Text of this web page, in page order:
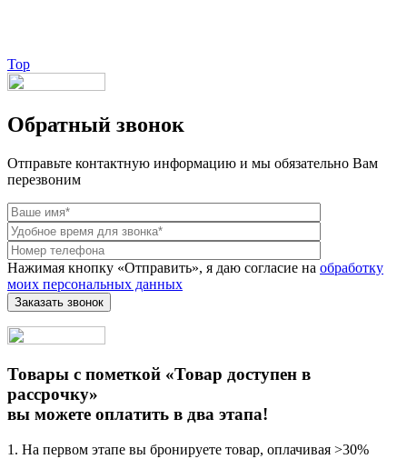
Top
Обратный звонок
Отправьте контактную информацию и мы обязательно Вам
перезвоним
Нажимая кнопку «Отправить», я даю согласие на обработку
моих персональных данных
Товары с пометкой «Товар доступен в
рассрочку»
вы можете оплатить в два этапа!
1. На первом этапе вы бронируете товар, оплачивая >30%